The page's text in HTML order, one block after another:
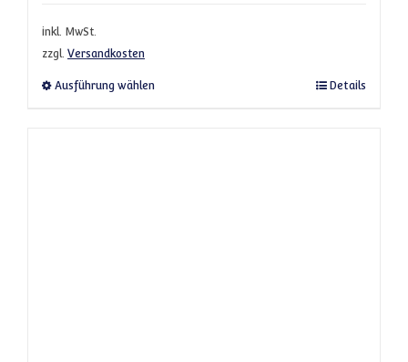
inkl. MwSt.
zzgl. Versandkosten
Ausführung wählen Dieses Produkt weist mehrere Varianten
Details